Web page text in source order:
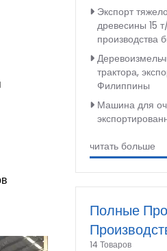
Экспорт
древесины 15
производства
трактора,
Филиппины
Машина для
читать больше
Полные
14 Товаров